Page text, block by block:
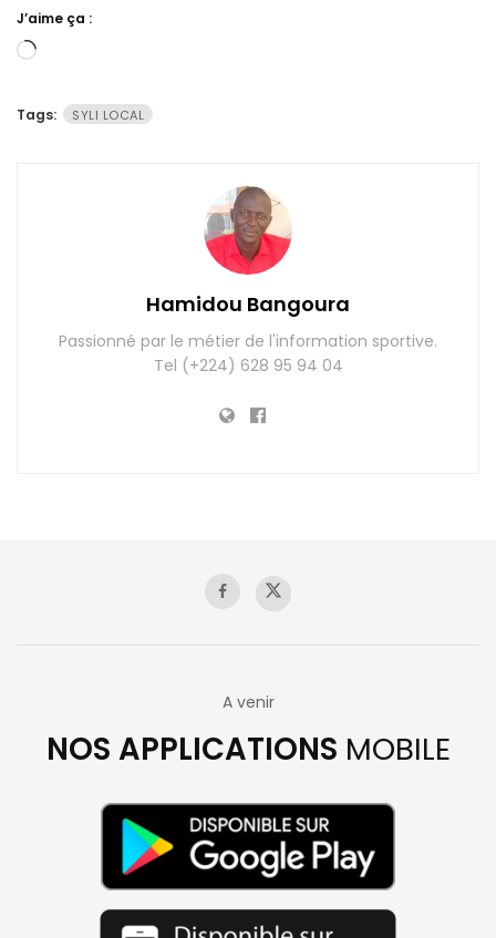
J’aime ça :
Chargement…
Tags: SYLI LOCAL
Hamidou Bangoura
Passionné par le métier de l'information sportive.
Tel (+224) 628 95 94 04
A venir
NOS APPLICATIONS MOBILE